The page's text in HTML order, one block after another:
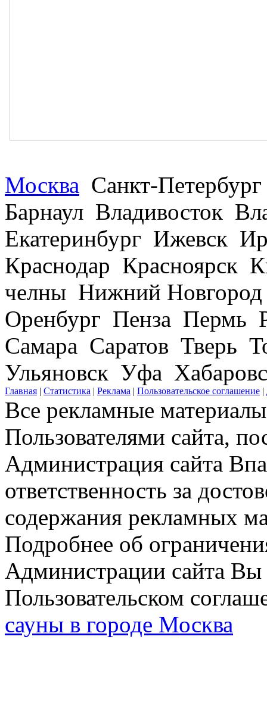
Москва Санкт-
Барнаул Владивосток
Екатеринбург Ижевск
Краснодар Красноярск
челны Нижний
Оренбург Пенза Пермь
Самара Саратов Тверь
Ульяновск Уфа
Главная | Статистика | Реклама | Пользовательское соглашение |
Все рекламные
Пользователями сайта,
Администрация сайта
ответственность за
содержания рекламных
Подробнее об
Администрации сайта Вы
Пользовательском
сауны в городе Москва